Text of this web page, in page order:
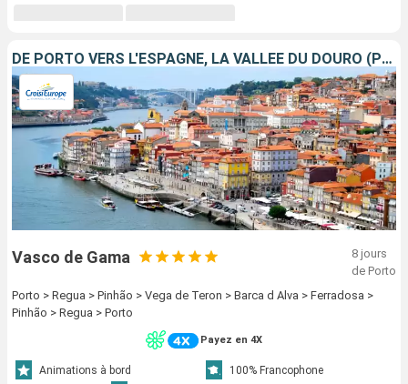
DE PORTO VERS L'ESPAGNE, LA VALLÉE DU DOURO (PORTUGAL) ET SALAMANQUE (ESPAGNE)
Vasco de Gama
8 jours
de Porto
Porto > Regua > Pinhão > Vega de Teron > Barca d Alva > Ferradosa >
Pinhão > Regua > Porto
Payez en 4X
Animations à bord
100% Francophone